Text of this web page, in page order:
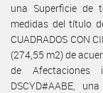
una Superficie de
medidas del título
CUADRADOS CON
(274,55 m2) de
de Afectaciones
DSCYD#AABE,